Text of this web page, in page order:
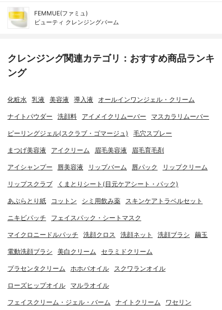
FEMMUE(ファミュ)
ビューティ クレンジングバーム
クレンジング関連カテゴリ：おすすめ商品ランキ
ング
化粧水 乳液 美容液 導入液 オールインワンジェル・クリーム
ナイトパウダー 洗顔料 アイメイクリムーバー マスカラリムーバー
ピーリングジェル(スクラブ・ゴマージュ) 毛穴スプレー
まつげ美容液 アイクリーム 眉毛美容液 眉毛育毛剤
アイシャンプー 唇美容液 リップバーム 唇パック リップクリーム
リップスクラブ くまとりシート(目元ケアシート・パック)
あぶらとり紙 コットン シミ用飲み薬 スキンケアトラベルセット
ニキビパッチ フェイスパック・シートマスク
マイクロニードルパッチ 洗顔クロス 洗顔ネット 洗顔ブラシ 繭玉
電動洗顔ブラシ 美白クリーム セラミドクリーム
プラセンタクリーム ホホバオイル スクワランオイル
ローズヒップオイル マルラオイル
フェイスクリーム・ジェル・バーム ナイトクリーム ワセリン